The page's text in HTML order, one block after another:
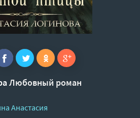
Любовный роман
Анастасия